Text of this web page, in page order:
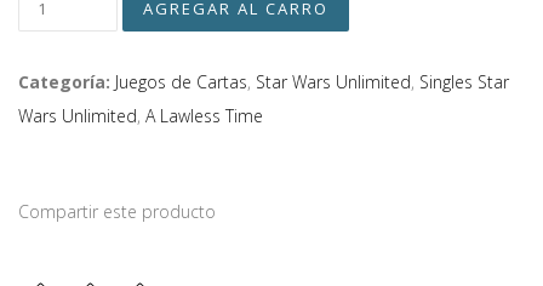
Categoría: Juegos de Cartas, Star Wars Unlimited, Singles Star
Wars Unlimited, A Lawless Time
Compartir este producto